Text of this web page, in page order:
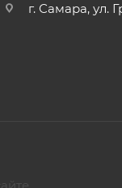
г. Самара, ул.